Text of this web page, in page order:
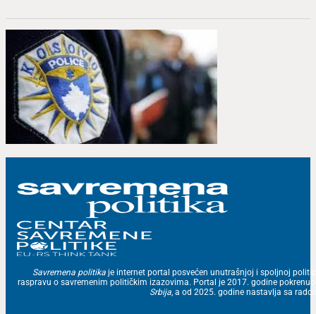
Savremena politika je internet portal posvećen unutrašnjoj i spoljnoj
raspravu o savremenim političkim izazovima. Portal je 2017. godine
Srbija, a od 2025. godine nastavlja sa